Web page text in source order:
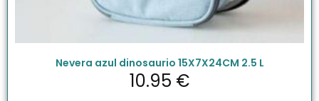
Nevera azul dinosaurio 15X7X24CM 2.5 L
10.95 €